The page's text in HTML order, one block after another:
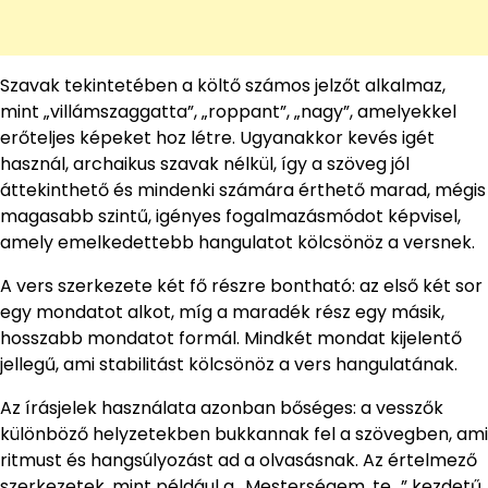
Szavak tekintetében a költő számos jelzőt alkalmaz,
mint „villámszaggatta”, „roppant”, „nagy”, amelyekkel
erőteljes képeket hoz létre. Ugyanakkor kevés igét
használ, archaikus szavak nélkül, így a szöveg jól
áttekinthető és mindenki számára érthető marad, mégis
magasabb szintű, igényes fogalmazásmódot képvisel,
amely emelkedettebb hangulatot kölcsönöz a versnek.
A vers szerkezete két fő részre bontható: az első két sor
egy mondatot alkot, míg a maradék rész egy másik,
hosszabb mondatot formál. Mindkét mondat kijelentő
jellegű, ami stabilitást kölcsönöz a vers hangulatának.
Az írásjelek használata azonban bőséges: a vesszők
különböző helyzetekben bukkannak fel a szövegben, ami
ritmust és hangsúlyozást ad a olvasásnak. Az értelmező